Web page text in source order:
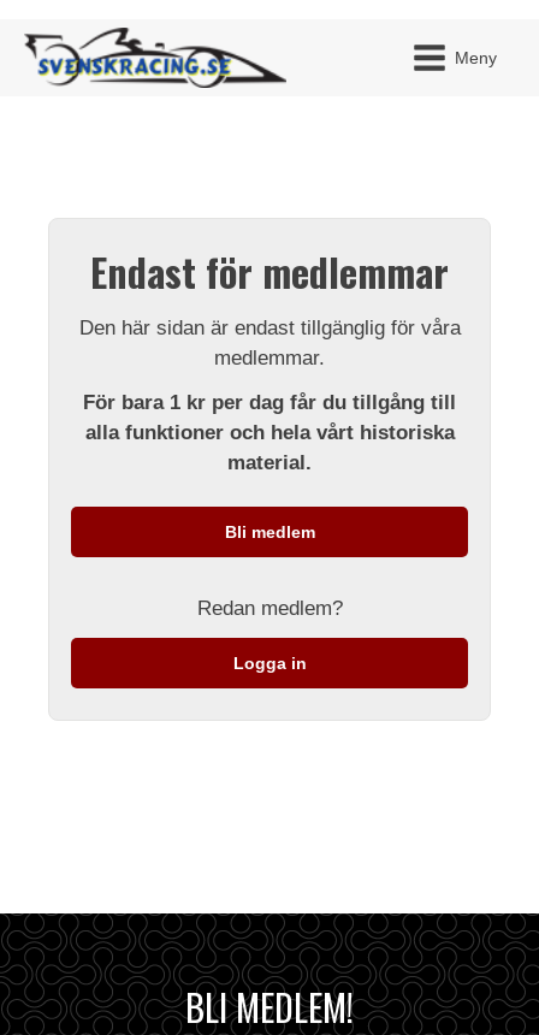
Meny
Endast för medlemmar
Den här sidan är endast tillgänglig för våra
medlemmar.
För bara 1 kr per dag får du tillgång till
alla funktioner och hela vårt historiska
material.
Bli medlem
Redan medlem?
Logga in
BLI MEDLEM!